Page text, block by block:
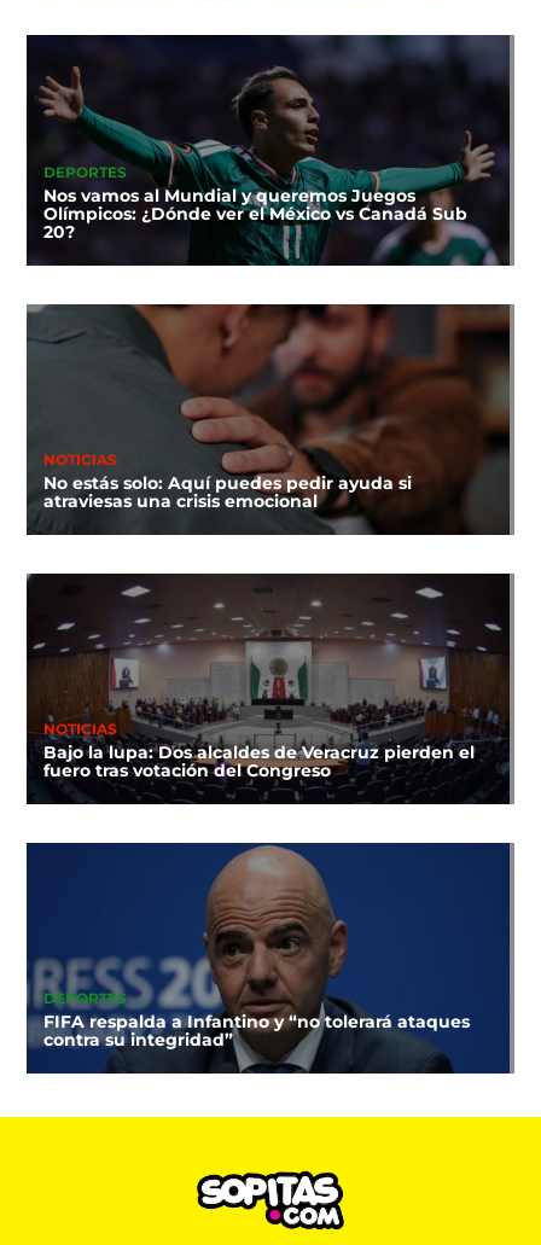
DEPORTES
Nos vamos al Mundial y queremos Juegos
Olímpicos: ¿Dónde ver el México vs Canadá Sub
20?
NOTICIAS
No estás solo: Aquí puedes pedir ayuda si
atraviesas una crisis emocional
NOTICIAS
Bajo la lupa: Dos alcaldes de Veracruz pierden el
fuero tras votación del Congreso
DEPORTES
FIFA respalda a Infantino y “no tolerará ataques
contra su integridad”